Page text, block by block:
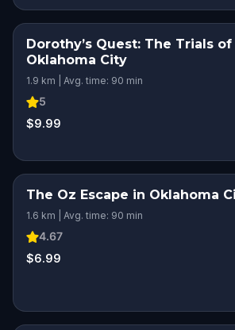
Dorothy’s Quest: The Trials of
Oklahoma City
1.9 km | Avg. time: 90 min
5
$9.99
The Oz Escape in Oklahoma
1.6 km | Avg. time: 90 min
4.67
$6.99